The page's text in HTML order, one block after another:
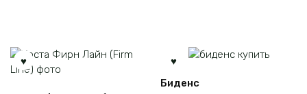
Биденс